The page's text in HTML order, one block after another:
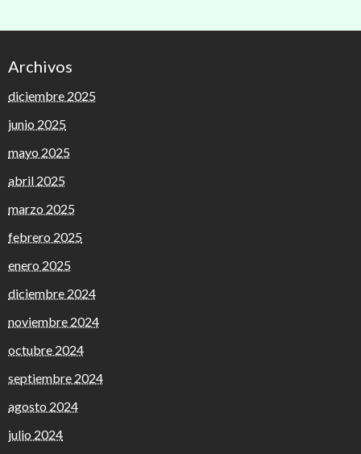
Archivos
diciembre 2025
junio 2025
mayo 2025
abril 2025
marzo 2025
febrero 2025
enero 2025
diciembre 2024
noviembre 2024
octubre 2024
septiembre 2024
agosto 2024
julio 2024